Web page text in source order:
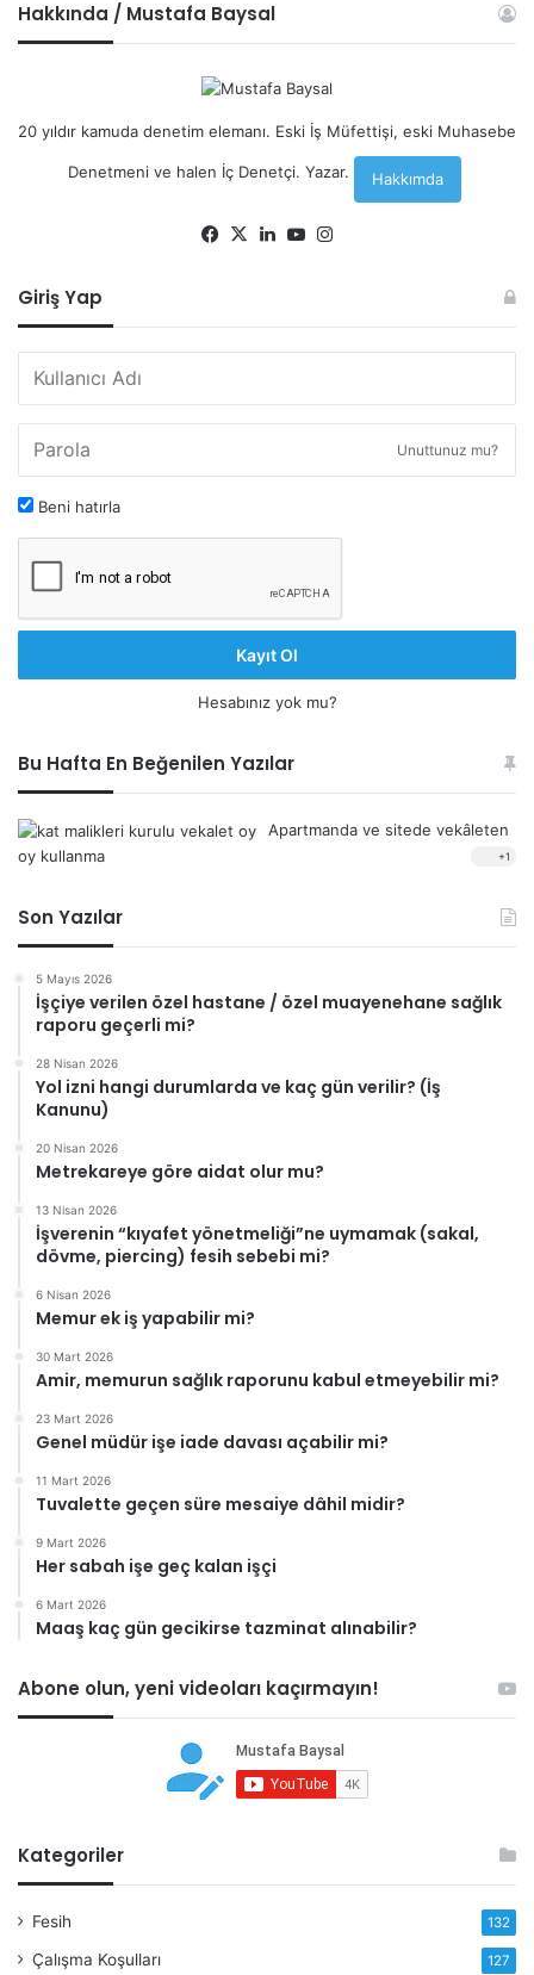
Hakkında / Mustafa Baysal
20 yıldır kamuda denetim elemanı. Eski İş Müfettişi, eski Muhasebe
Denetmeni ve halen İç Denetçi. Yazar. Hakkımda
Facebook
X LinkedInYouTube
Giriş Yap
Unuttunuz mu?
Beni hatırla
Kayıt Ol
Hesabınız yok mu?
Bu Hafta En Beğenilen Yazılar
Apartmanda ve sitede vekâleten
oy kullanma
+1
Son Yazılar
5 Mayıs 2026
İşçiye verilen özel hastane / özel muayenehane sağlık
raporu geçerli mi?
28 Nisan 2026
Yol izni hangi durumlarda ve kaç gün verilir? (İş
Kanunu)
20 Nisan 2026
Metrekareye göre aidat olur mu?
13 Nisan 2026
İşverenin “kıyafet yönetmeliği”ne uymamak (sakal,
dövme, piercing) fesih sebebi mi?
6 Nisan 2026
Memur ek iş yapabilir mi?
30 Mart 2026
Amir, memurun sağlık raporunu kabul etmeyebilir mi?
23 Mart 2026
Genel müdür işe iade davası açabilir mi?
11 Mart 2026
Tuvalette geçen süre mesaiye dâhil midir?
9 Mart 2026
Her sabah işe geç kalan işçi
6 Mart 2026
Maaş kaç gün gecikirse tazminat alınabilir?
Abone olun, yeni videoları kaçırmayın!
Kategoriler
Fesih 132
Çalışma Koşulları 127